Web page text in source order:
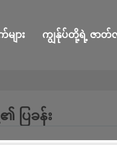
ျား ကျွန်ုပ်တို့ရဲ့ ဇာတ်
ပြခန်း